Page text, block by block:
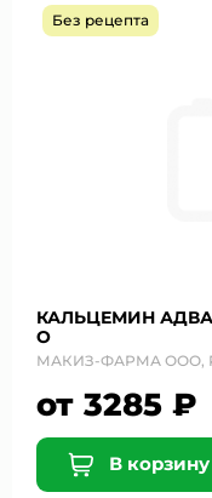
Без рецепта
КАЛЬЦЕМИН
О
МАКИЗ-ФАРМА ООО,
от 3285 ₽
В корзину